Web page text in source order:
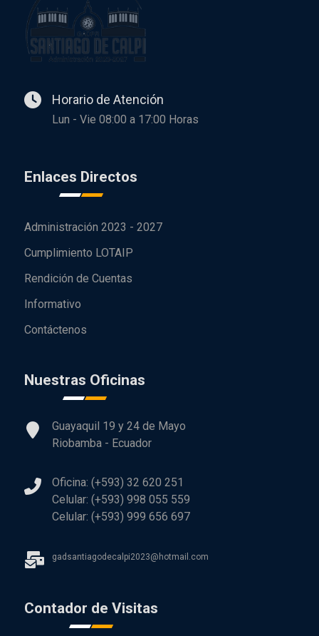
Horario de Atención
Lun - Vie 08:00 a 17:00 Horas
Enlaces Directos
Administración 2023 - 2027
Cumplimiento LOTAIP
Rendición de Cuentas
Informativo
Contáctenos
Nuestras Oficinas
Guayaquil 19 y 24 de Mayo
Riobamba - Ecuador
Oficina: (+593) 32 620 251
Celular: (+593) 998 055 559
Celular: (+593) 999 656 697
gadsantiagodecalpi2023@hotmail.com
Contador de Visitas